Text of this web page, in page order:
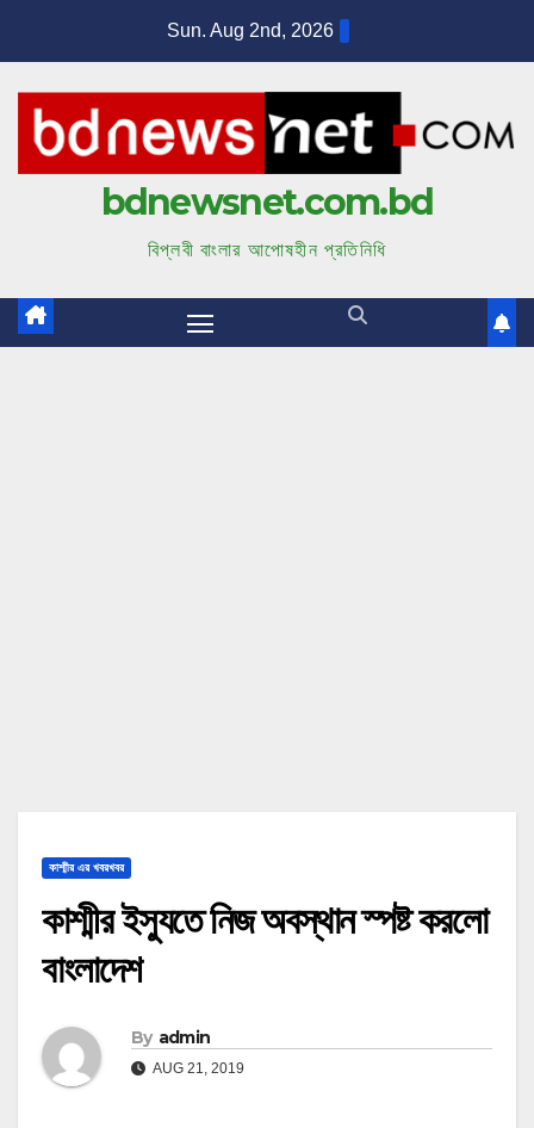
n
Sun. Aug 2nd, 2026
bdnewsnet.com.bd
বিপ্লবী বাংলার আপোষহীন প্রতিনিধি
কাশ্মীর এর খবরখবর
কাশ্মীর ইস্যুতে নিজ অবস্থান স্পষ্ট করলো
বাংলাদেশ
By admin
AUG 21, 2019